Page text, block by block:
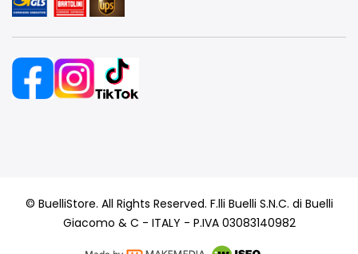
© BuelliStore. All Rights Reserved. F.lli Buelli S.N.C. di Buelli
Giacomo & C - ITALY - P.IVA 03083140982